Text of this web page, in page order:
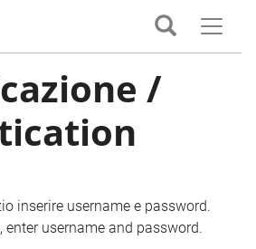
/
inserire username e password.
enter username and password.